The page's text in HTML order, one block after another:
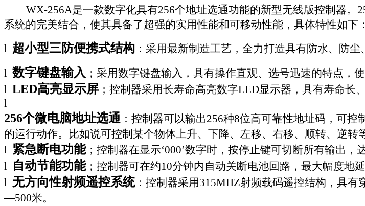
WX-256A是一款数字化具有256个地址选通功能的新型无线版控制器。
系统的完美结合，使其具备了超强的实用性能和可移动性能，具体特性如下：
l 超小型三防便携式结构 ：采用最新制造工艺，全力打造具有防水、防
l 数字键盘输入 ；采用数字键盘输入，具有操作直观、选号迅速的特点，
l LED高亮显示屏 ；控制器采用长寿命高亮数字LED显示器，具有寿命长
l
256个微电脑地址选通：控制器可以输出256种8位高可靠性地址码，可控
的运行动作。比如说可控制某个物体上升、下降、左移、右移、顺转、逆转
l 紧急断电功能；控制器在显示‘000’数字时，按停止键可切断所有输出，
l 自动节能功能；控制器可在约10分钟内自动关断电池回路，最大幅度地延
l 无方向性射频遥控系统：控制器采用315MHZ射频载码遥控结构，具有
—500米。